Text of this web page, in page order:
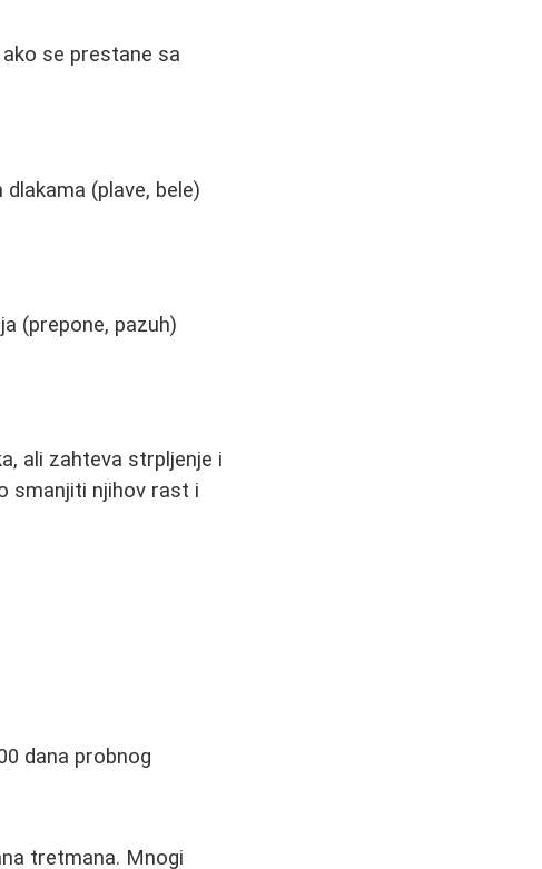
se prestane sa
(plave, bele)
(prepone, pazuh)
ali zahteva strpljenje i
smanjiti njihov rast i
dana probnog
tretmana. Mnogi